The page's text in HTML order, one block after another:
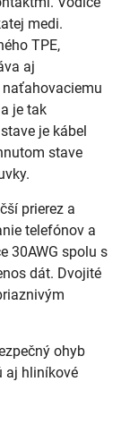
medi.
TPE,
aj
je tak
je kábel
stave
prierez a
telefónov a
30AWG spolu s
dát. Dvojité
ohyb
aj hliníkové